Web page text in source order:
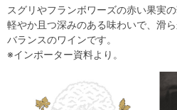
スグリやフランボワーズの赤い果実の
軽やか且つ深みのある味わいで、滑
バランスのワインです。
※インポーター資料より。